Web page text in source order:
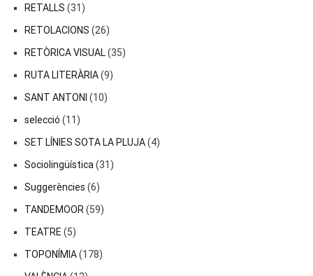
RETALLS (31)
RETOLACIONS (26)
RETÒRICA VISUAL(35)
RUTA LITERÀRIA(9)
SANT ANTONI (10)
selecció (11)
SET LÍNIES SOTA LA PLUJA(4)
Sociolingüística(31)
Suggerències (6)
TANDEMOOR(59)
TEATRE (5)
TOPONÍMIA(178)